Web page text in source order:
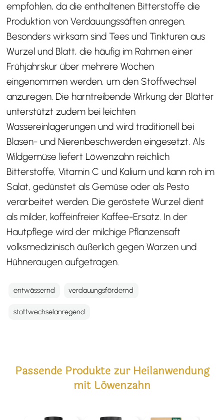
empfohlen, da die enthaltenen Bitterstoffe die
Produktion von Verdauungssäften anregen.
Besonders wirksam sind Tees und Tinkturen aus
Wurzel und Blatt, die häufig im Rahmen einer
Frühjahrskur über mehrere Wochen
eingenommen werden, um den Stoffwechsel
anzuregen. Die harntreibende Wirkung der Blätter
unterstützt zudem bei leichten
Wassereinlagerungen und wird traditionell bei
Blasen- und Nierenbeschwerden eingesetzt. Als
Wildgemüse liefert Löwenzahn reichlich
Bitterstoffe, Vitamin C und Kalium und kann roh im
Salat, gedünstet als Gemüse oder als Pesto
verarbeitet werden. Die geröstete Wurzel dient
als milder, koffeinfreier Kaffee-Ersatz. In der
Hautpflege wird der milchige Pflanzensaft
volksmedizinisch äußerlich gegen Warzen und
Hühneraugen aufgetragen.
entwässernd verdauungsfördernd
stoffwechselanregend
Passende Produkte zur Heilanwendung
mit Löwenzahn